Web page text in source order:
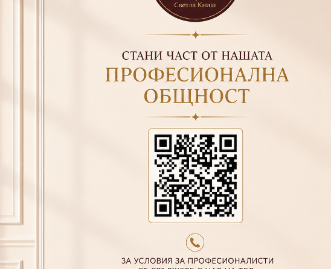
секунди в зависимост от количеството материал)
лак
на гел
и за начинаещи